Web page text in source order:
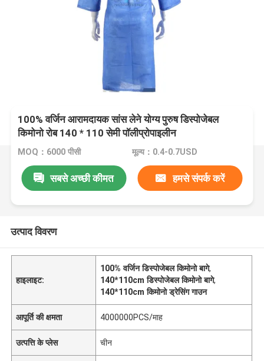
100% वर्जिन आरामदायक सांस लेने योग्य पुरुष डिस्पोजेबल
किमोनो रोब 140 * 110 सेमी पॉलीप्रोपाइलीन
MOQ：6000 पीसी मूल्य：0.4-0.7USD
सबसे अच्छी कीमत हमसे संपर्क करें
उत्पाद विवरण
हाइलाइट:
100% वर्जिन डिस्पोजेबल किमोनो बागे,
140*110cm डिस्पोजेबल किमोनो बागे,
140*110cm किमोनो ड्रेसिंग गाउन
आपूर्ति की क्षमता 4000000PCS/माह
उत्पत्ति के प्लेस चीन